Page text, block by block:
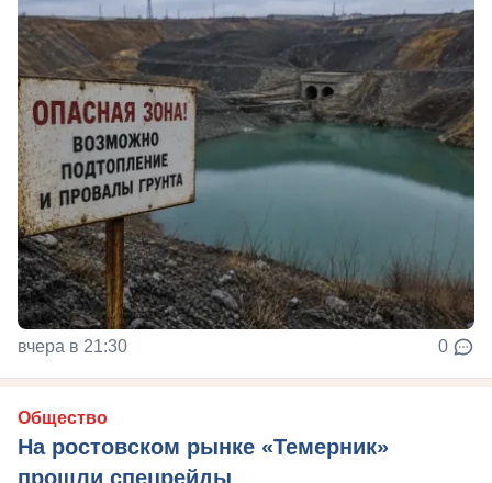
вчера в 21:30 0
Общество
На ростовском рынке «Темерник»
прошли спецрейды